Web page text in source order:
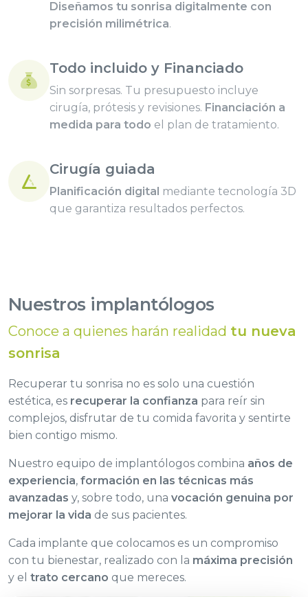
Diseñamos tu sonrisa digitalmente con
precisión milimétrica.
Todo incluido y Financiado
Sin sorpresas. Tu presupuesto incluye
cirugía, prótesis y revisiones. Financiación a
medida para todo el plan de tratamiento.
Cirugía guiada
Planificación digital mediante tecnología 3D
que garantiza resultados perfectos.
Nuestros implantólogos
Conoce a quienes harán realidad tu nueva
sonrisa
Recuperar tu sonrisa no es solo una cuestión
estética, es recuperar la confianza para reír sin
complejos, disfrutar de tu comida favorita y sentirte
bien contigo mismo.
Nuestro equipo de implantólogos combina años de
experiencia, formación en las técnicas más
avanzadas y, sobre todo, una vocación genuina por
mejorar la vida de sus pacientes.
Cada implante que colocamos es un compromiso
con tu bienestar, realizado con la máxima precisión
y el trato cercano que mereces.